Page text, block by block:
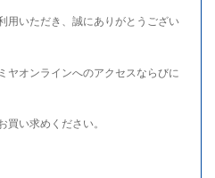
用いただき、誠にありがとうござい
ヤオンラインへのアクセスならびに
買い求めください。